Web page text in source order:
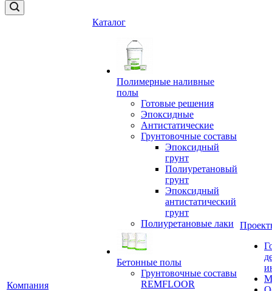
Компания
Каталог
Полимерные наливные
полы
Готовые решения
Эпоксидные
Антистатические
Грунтовочные составы
Эпоксидный
грунт
Полиуретановый
грунт
Эпоксидный
антистатический
грунт
Полиуретановые лаки
Бетонные полы
Грунтовочные составы
REMFLOOR